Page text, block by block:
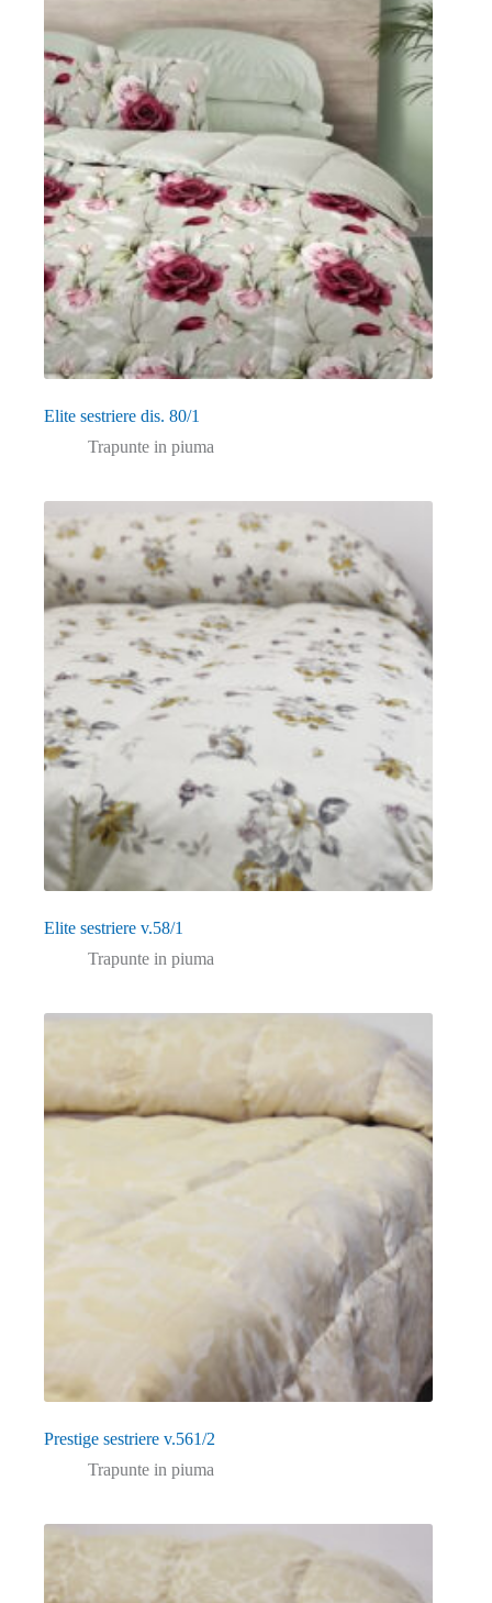
Elite sestriere dis. 80/1
Trapunte in piuma
Elite sestriere v.58/1
Trapunte in piuma
Prestige sestriere v.561/2
Trapunte in piuma